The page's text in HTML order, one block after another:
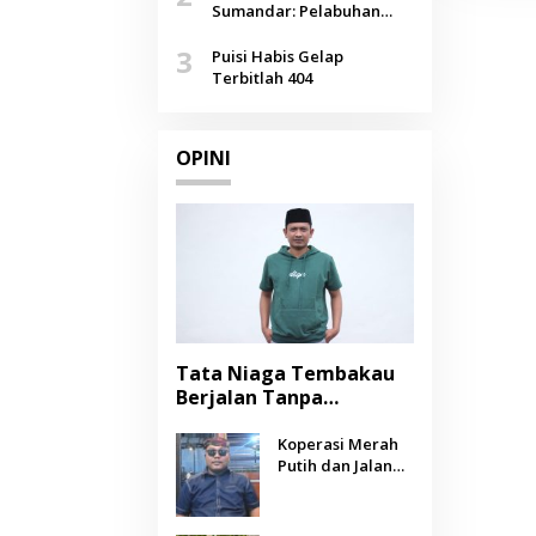
Agustus
Sumandar: Pelabuhan
Selendang Benang Merah
Lombang
3
Puisi Habis Gelap
Terbitlah 404
OPINI
Tata Niaga Tembakau
Berjalan Tanpa
Negara Berpihak
kepada Petani?
Koperasi Merah
Putih dan Jalan